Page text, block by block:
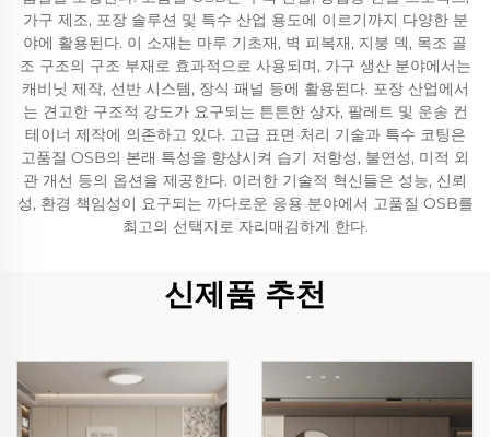
가구 제조, 포장 솔루션 및 특수 산업 용도에 이르기까지 다양한 분
야에 활용된다. 이 소재는 마루 기초재, 벽 피복재, 지붕 덱, 목조 골
조 구조의 구조 부재로 효과적으로 사용되며, 가구 생산 분야에서는
캐비닛 제작, 선반 시스템, 장식 패널 등에 활용된다. 포장 산업에서
는 견고한 구조적 강도가 요구되는 튼튼한 상자, 팔레트 및 운송 컨
테이너 제작에 의존하고 있다. 고급 표면 처리 기술과 특수 코팅은
고품질 OSB의 본래 특성을 향상시켜 습기 저항성, 불연성, 미적 외
관 개선 등의 옵션을 제공한다. 이러한 기술적 혁신들은 성능, 신뢰
성, 환경 책임성이 요구되는 까다로운 응용 분야에서 고품질 OSB를
최고의 선택지로 자리매김하게 한다.
신제품 추천